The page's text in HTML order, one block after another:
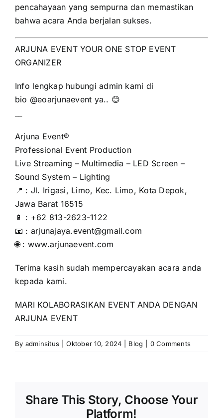
pencahayaan yang sempurna dan memastikan
bahwa acara Anda berjalan sukses.
ARJUNA EVENT YOUR ONE STOP EVENT
ORGANIZER
Info lengkap hubungi admin kami di
bio @eoarjunaevent ya.. 😊
Arjuna Event®
Professional Event Production
Live Streaming – Multimedia – LED Screen –
Sound System – Lighting
📍 : Jl. Irigasi, Limo, Kec. Limo, Kota Depok,
Jawa Barat 16515
📱 : +62 813-2623-1122
📧 : arjunajaya.event@gmail.com
🌐 : www.arjunaevent.com
Terima kasih sudah mempercayakan acara anda
kepada kami.
MARI KOLABORASIKAN EVENT ANDA DENGAN
ARJUNA EVENT
By adminsitus Oktober 10, 2024 Blog 0 Comments
Share This Story, Choose Your
Platform!